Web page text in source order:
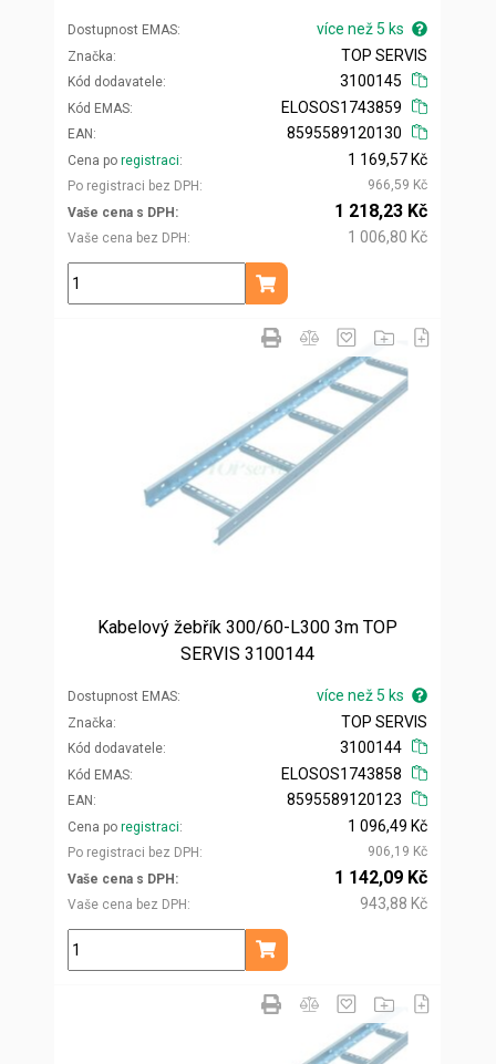
Dostupnost EMAS více než 5 ks
Značka
Kód dodavatele
TOP SERVIS
3100145
Kód EMAS
EAN
ELOSOS1743859
8595589120130
Cena po registraci
Po registraci bez DPH
1 169,57 Kč
966,59 Kč
Vaše cena s DPH
Vaše cena bez DPH
1 218,23 Kč
1 006,80 Kč
ks
Přidat do košíku
Kabelový žebřík 300/60-L300 3m TOP
SERVIS 3100144
Dostupnost EMAS více než 5 ks
Značka
Kód dodavatele
TOP SERVIS
3100144
Kód EMAS
EAN
ELOSOS1743858
8595589120123
Cena po registraci
Po registraci bez DPH
1 096,49 Kč
906,19 Kč
Vaše cena s DPH
Vaše cena bez DPH
1 142,09 Kč
943,88 Kč
ks
Přidat do košíku